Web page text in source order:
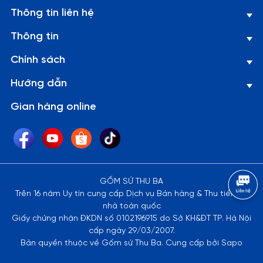
dùng những viên bi nhỏ li ti bằng thép không gỉ để rửa chất
cặn bã và vết bẩn nằm sâu trong bình.
Lưu ý:
1. Đây là sản phẩm có thể bị vỡ nếu tác động với lực cực
khách vui lòng để ngoài tầm với trẻ em.
2. Về kích thước: Do góc chụp khác nhau nên sẽ gây ra những
lỗi thị giác nhất định. Sai số có thể từ 1-2cm
Thông tin liên hệ
Thông tin
Chính sách
Hướng dẫn
Gian hàng online
GỐM SỨ THU BA
Trên 16 năm Uy tín cung cấp Dịch vụ Bán hàng & Thu tiền tại
nhà toàn quốc
Giấy chứng nhận ĐKDN số 0102196915 do Sở KH&ĐT TP. Hà Nội
cấp ngày 29/03/2007.
Bản quyền thuộc về Gốm sứ Thu Ba. Cung cấp bởi Sapo